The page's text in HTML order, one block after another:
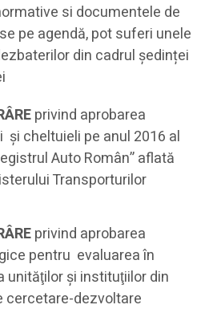
si documentele de
pe agendă, pot suferi unele
din cadrul ședinței
privind aprobarea
şi cheltuieli pe anul 2016 al
Auto Român” aflată
Transporturilor
privind aprobarea
pentru evaluarea în
unităţilor şi instituţiilor din
cercetare-dezvoltare